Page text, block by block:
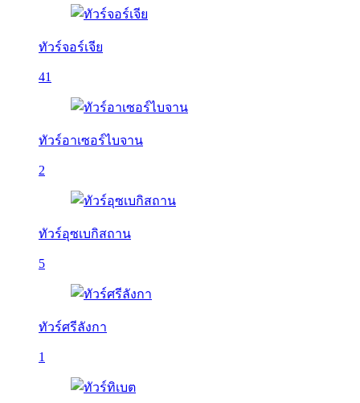
ทัวร์จอร์เจีย
41
ทัวร์อาเซอร์ไบจาน
2
ทัวร์อุซเบกิสถาน
5
ทัวร์ศรีลังกา
1